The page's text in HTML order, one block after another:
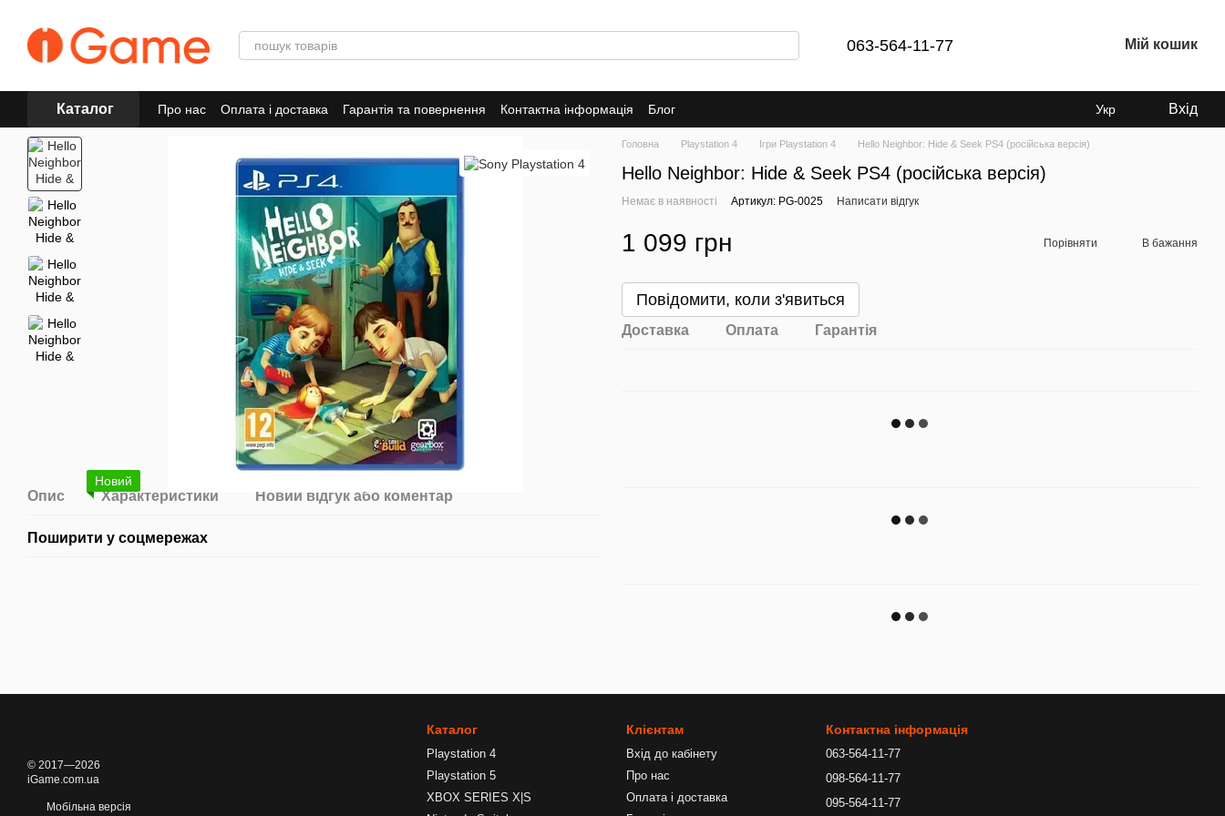
063-564-11-77 Мій кошик
Каталог Про нас Оплата і доставка Гарантія та повернення Контактна інформація Блог Укр Вхід
Новий
Опис Характеристики Новий відгук або коментар
Поширити у соцмережах
Головна Playstation 4 Ігри Playstation 4 Hello Neighbor: Hide & Seek PS4 (російська версія)
Hello Neighbor: Hide & Seek PS4 (російська версія)
Немає в наявності Артикул: PG-0025 Написати відгук
1 099 грн Порівняти В бажання
Повідомити, коли з'явиться
Доставка Оплата Гарантія
© 2017—2026
iGame.com.ua
Мобільна версія
Каталог
Playstation 4
Playstation 5
XBOX SERIES X|S
Клієнтам
Вхід до кабінету
Про нас
Оплата і доставка
Контактна інформація
063-564-11-77
098-564-11-77
095-564-11-77